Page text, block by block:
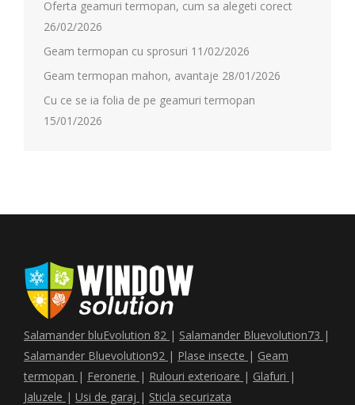
Oferta geamuri termopan, cum sa alegeti corect
26/02/2026
Geam termopan cu sprosuri 11/02/2026
Geam termopan mahon, avantaje 28/01/2026
Cu ce se ia folia de pe geamuri termopan
15/01/2026
Salamander bluEvolution 82 | Salamander Bluevolution73 |
Salamander Bluevolution92 | Plase insecte | Geam
termopan | Feronerie | Rulouri exterioare | Glafuri |
Jaluzele | Usi de garaj | Sticla securizata